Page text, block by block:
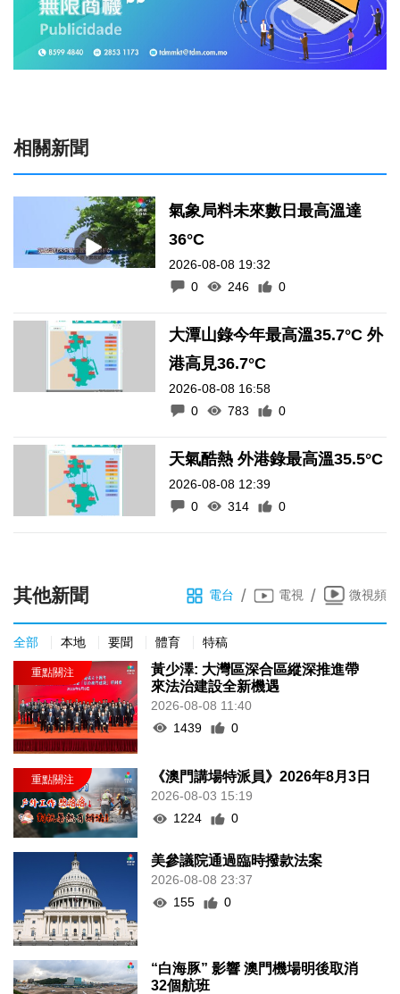
相關新聞
氣象局料未來數日最高溫達
36°C
2026-08-08 19:32
0
246 0
大潭山錄今年最高溫35.7°C 外
港高見36.7°C
2026-08-08 16:58
0
783 0
天氣酷熱 外港錄最高溫35.5°C
2026-08-08 12:39
0
314 0
其他新聞 電台 / 電視 / 微視頻
全部 本地 要聞 體育 特稿
黃少澤: 大灣區深合區縱深推進帶
來法治建設全新機遇
2026-08-08 11:40
1439
0
《澳門講場特派員》2026年8月3日
2026-08-03 15:19
1224
0
美參議院通過臨時撥款法案
2026-08-08 23:37
155
0
“白海豚” 影響 澳門機場明後取消
32個航班